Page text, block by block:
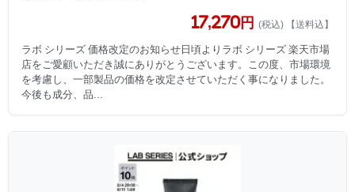
17,270円 (税込) 【送料込】
ラボ シリーズ 価格改定のお知らせ日頃よりラボ シリーズ 楽天市場
店をご愛顧いただき誠にありがとうございます。この度、市場環境
を考慮し、一部製品の価格を改定させていただく事になりました。
今後も成分、品...